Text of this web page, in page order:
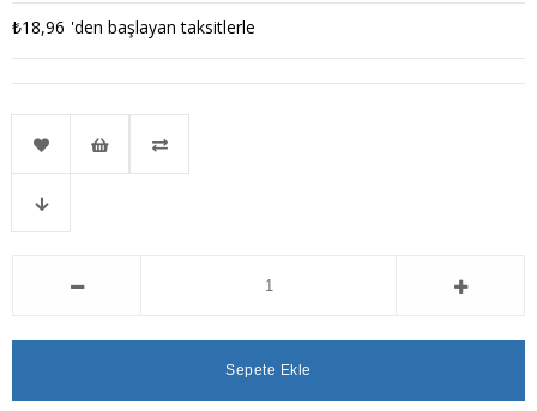
₺18,96 'den başlayan taksitlerle
Favorilere